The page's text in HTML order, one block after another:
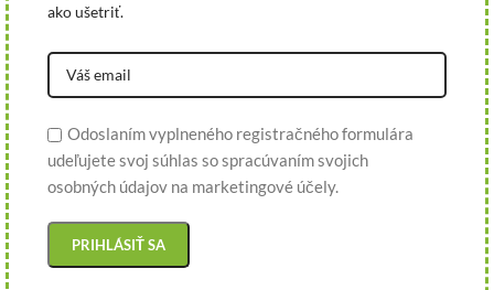
ako ušetriť.
Odoslaním vyplneného registračného formulára
udeľujete svoj súhlas so spracúvaním svojich
osobných údajov na marketingové účely.